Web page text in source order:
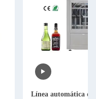
Línea automática de